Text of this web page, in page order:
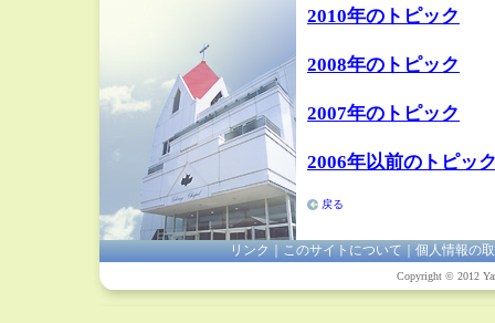
2010年のトピック
2008年のトピック
2007年のトピック
2006年以前のトピッ
戻る
リンク｜このサイトについて｜個人情報の
Copyright © 2012